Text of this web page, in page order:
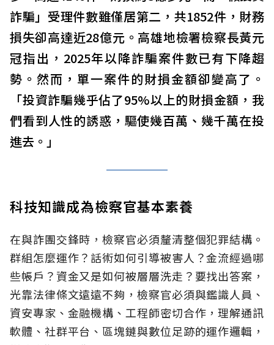
詐騙」受理件數雖僅居第二，共1852件，財務
損失卻高達近28億元。高雄地檢署檢察長黃元
冠指出，2025年以降詐騙案件數已有下降趨
勢。然而，單一案件的財損金額卻變高了。
「投資詐騙幾乎佔了95%以上的財損金額，我
們看到人性的誘惑，驅使幾百萬、幾千萬在投
進去。」
科技知識成為檢察官基本素養
在與詐團交鋒時，檢察官必須釐清整個犯罪結構。
群組怎麼運作？話術如何引導被害人？金流經過哪
些帳戶？資金又是如何被層層洗走？要找出答案，
光靠法律條文遠遠不夠，檢察官必須與鑑識人員、
資安專家、金融機構、工程師密切合作，理解通訊
軟體、社群平台、區塊鏈與數位足跡的運作邏輯，